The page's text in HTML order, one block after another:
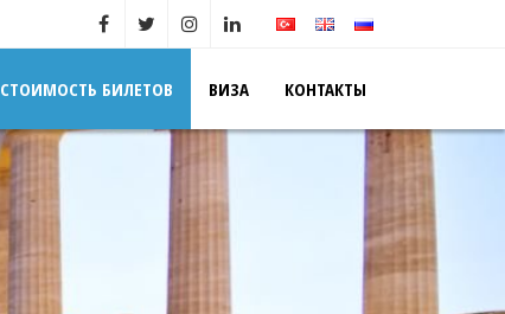
СТОИМОСТЬ БИЛЕТОВ ВИЗА КОНТАКТЫ